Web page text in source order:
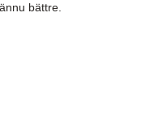
bättre.